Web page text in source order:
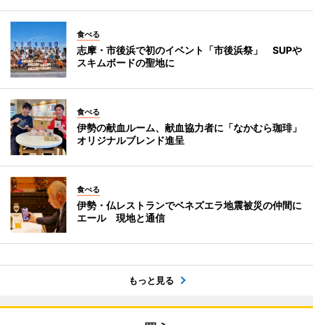
食べる
志摩・市後浜で初のイベント「市後浜祭」 SUPや
スキムボードの聖地に
食べる
伊勢の献血ルーム、献血協力者に「なかむら珈琲」
オリジナルブレンド進呈
食べる
伊勢・仏レストランでベネズエラ地震被災の仲間に
エール 現地と通信
もっと見る